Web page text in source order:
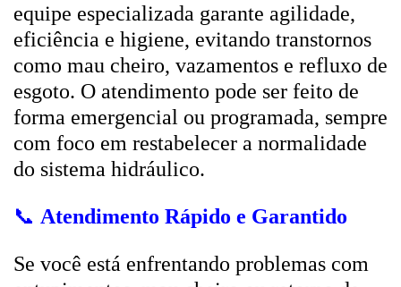
equipe especializada garante agilidade,
eficiência e higiene, evitando transtornos
como mau cheiro, vazamentos e refluxo de
esgoto. O atendimento pode ser feito de
forma emergencial ou programada, sempre
com foco em restabelecer a normalidade
do sistema hidráulico.
📞 Atendimento Rápido e Garantido
Se você está enfrentando problemas com